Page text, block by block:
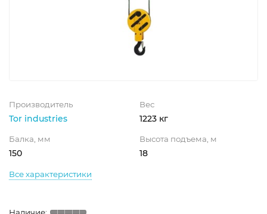
Производитель
Tor industries
Вес
1223 кг
Балка, мм
150
Высота подъема, м
18
Все характеристики